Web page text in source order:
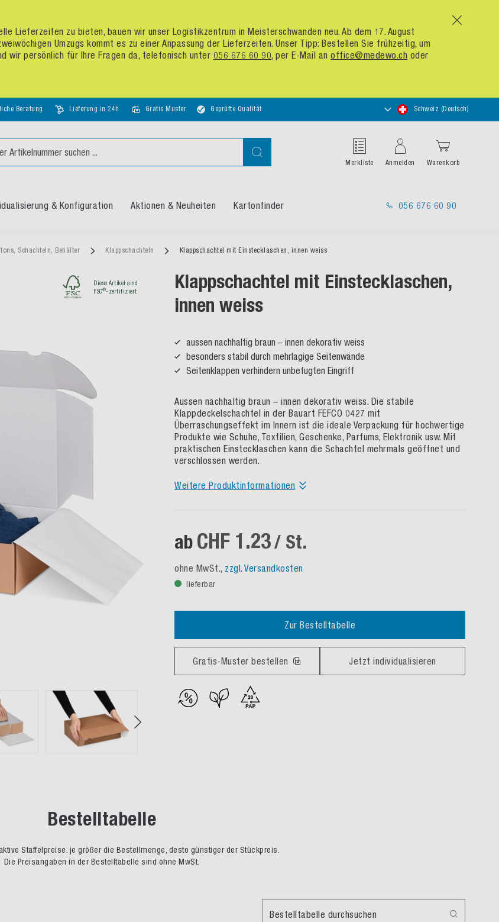
x
Lieferzeiten zu bieten, bauen wir unser Logistikzentrum in Meisterschwanden neu. Ab dem 17. August
Umzugs kommt es zu einer Anpassung der Lieferzeiten. Unser Tipp: Bestellen Sie frühzeitig, um
wir persönlich für Ihre Fragen da, telefonisch unter 056 676 60 90, per E-Mail an office@medewo.ch oder
Beratung Lieferung in 24h Gratis Muster Geprüfte Qualität
Store
auswählen
Schweiz (Deutsch)
Suche
Merkliste Anmelden Warenkorb
& Konfiguration Aktionen & Neuheiten Kartonfinder 056 676 60 90
Schachteln, Behälter Klappschachteln Klappschachtel mit Einstecklaschen, innen weiss
Diese Artikel sind
FSC®-zertifiziert
Klappschachtel mit Einstecklaschen,
innen weiss
aussen nachhaltig braun – innen dekorativ weiss
besonders stabil durch mehrlagige Seitenwände
Seitenklappen verhindern unbefugten Eingriff
Aussen nachhaltig braun – innen dekorativ weiss. Die stabile
Klappdeckelschachtel in der Bauart FEFCO 0427 mit
Überraschungseffekt im Innern ist die ideale Verpackung für hochwertige
Produkte wie Schuhe, Textilien, Geschenke, Parfums, Elektronik usw. Mit
praktischen Einstecklaschen kann die Schachtel mehrmals geöffnet und
verschlossen werden.
Weitere Produktinformationen
ab CHF 1.23/ St.
ohne MwSt., zzgl. Versandkosten
lieferbar
Zur Bestelltabelle
Gratis-Muster bestellen Jetzt individualisieren
Bestelltabelle
Staffelpreise: je größer die Bestellmenge, desto günstiger der Stückpreis.
Die Preisangaben in der Bestelltabelle sind ohne MwSt.
Bestelltabelle durchsuchen